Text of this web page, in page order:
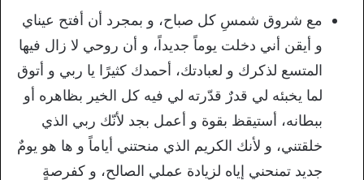
مع شروق شمسِ كل صباح، و بمجرد أن أفتح عيناي
و أيقن أني دخلت يوماً جديداً، و أن روحي لا زال فيها
المتسع لذكرك و لعبادتك، أحمدك كثيرًا يا ربي و أتوق
لما يخبئه لي قدرٌ قدّرته لي فيه كل الخير بظاهره أو
ببطانه، أستيقظ بقوة و أعمل بجد لأنّك ربي الذي
خلقتني، و لأنك الكريم الذي منحتني أياماً و ها هو يومٌ
جديد تمنحني إياه لزيادة عملي الصالح، و كفرصةٍ